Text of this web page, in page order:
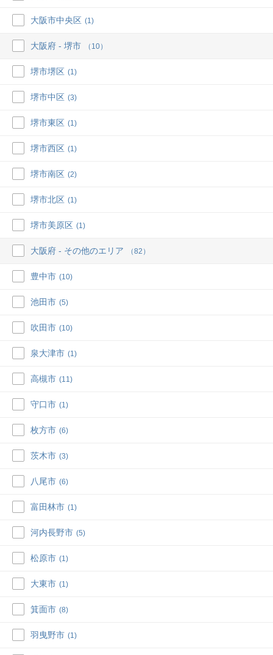
大阪市中央区 (1)
大阪府 - 堺市 （10）
堺市堺区 (1)
堺市中区 (3)
堺市東区 (1)
堺市西区 (1)
堺市南区 (2)
堺市北区 (1)
堺市美原区 (1)
大阪府 - その他のエリア （82）
豊中市 (10)
池田市 (5)
吹田市 (10)
泉大津市 (1)
高槻市 (11)
守口市 (1)
枚方市 (6)
茨木市 (3)
八尾市 (6)
富田林市 (1)
河内長野市 (5)
松原市 (1)
大東市 (1)
箕面市 (8)
羽曳野市 (1)